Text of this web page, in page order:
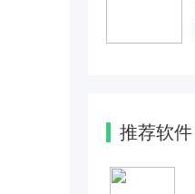
推荐软件